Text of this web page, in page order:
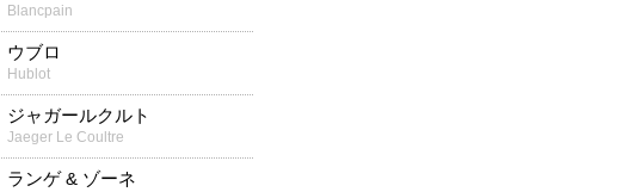
Blancpain
ウブロ
Hublot
ジャガールクルト
Jaeger Le Coultre
ランゲ & ゾーネ